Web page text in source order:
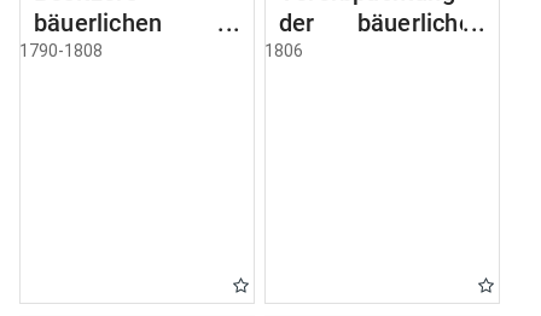
bäuerlichen
Grundstücke, den
1790-1808
der bäuerlichen
Grundstücke und
1806